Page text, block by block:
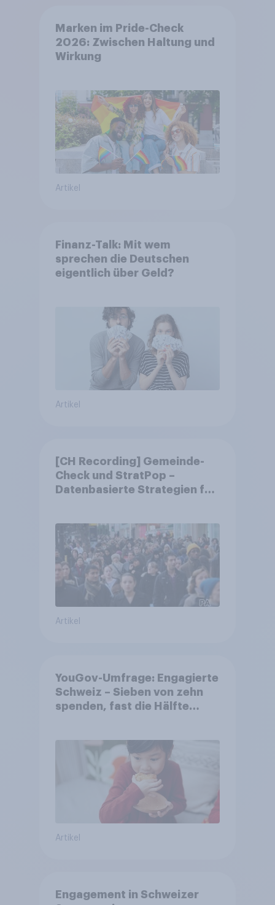
Marken im Pride-Check
2026: Zwischen Haltung und
Wirkung
Artikel
Finanz-Talk: Mit wem
sprechen die Deutschen
eigentlich über Geld?
Artikel
[CH Recording] Gemeinde-
Check und StratPop –
Datenbasierte Strategien für
Artikel
YouGov-Umfrage: Engagierte
Schweiz – Sieben von zehn
spenden, fast die Hälfte
Artikel
Engagement in Schweizer